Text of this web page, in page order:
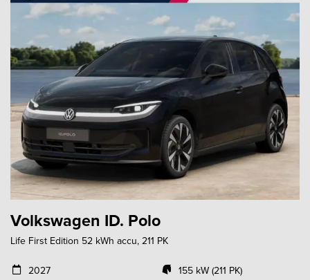
Volkswagen ID. Polo
Life First Edition 52 kWh accu, 211 PK
2027 155 kW (211 PK)